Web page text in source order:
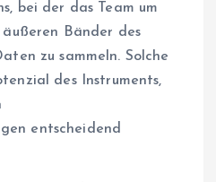
bei der das Team um
äußeren Bänder des
zu sammeln. Solche
des Instruments,
entscheidend